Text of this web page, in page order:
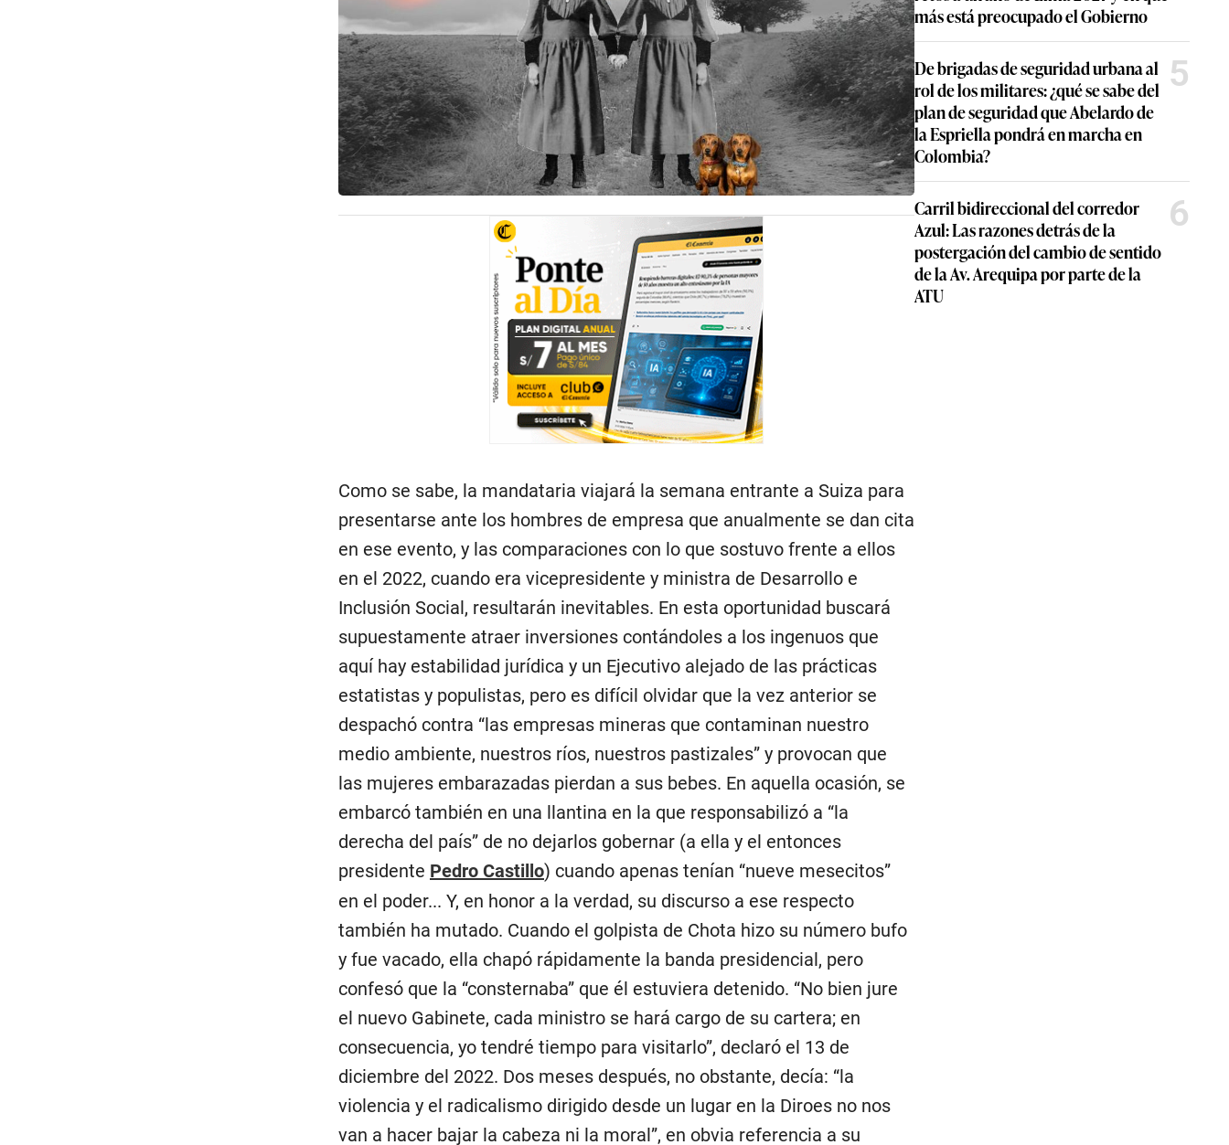
Como se sabe, la mandataria viajará la semana entrante a Suiza para
presentarse ante los hombres de empresa que anualmente se dan cita
en ese evento, y las comparaciones con lo que sostuvo frente a ellos
en el 2022, cuando era vicepresidente y ministra de Desarrollo e
Inclusión Social, resultarán inevitables. En esta oportunidad buscará
supuestamente atraer inversiones contándoles a los ingenuos que
aquí hay estabilidad jurídica y un Ejecutivo alejado de las prácticas
estatistas y populistas, pero es difícil olvidar que la vez anterior se
despachó contra “las empresas mineras que contaminan nuestro
medio ambiente, nuestros ríos, nuestros pastizales” y provocan que
las mujeres embarazadas pierdan a sus bebes. En aquella ocasión, se
embarcó también en una llantina en la que responsabilizó a “la
derecha del país” de no dejarlos gobernar (a ella y el entonces
presidente Pedro Castillo) cuando apenas tenían “nueve mesecitos”
en el poder... Y, en honor a la verdad, su discurso a ese respecto
también ha mutado. Cuando el golpista de Chota hizo su número bufo
y fue vacado, ella chapó rápidamente la banda presidencial, pero
confesó que la “consternaba” que él estuviera detenido. “No bien jure
el nuevo Gabinete, cada ministro se hará cargo de su cartera; en
consecuencia, yo tendré tiempo para visitarlo”, declaró el 13 de
diciembre del 2022. Dos meses después, no obstante, decía: “la
violencia y el radicalismo dirigido desde un lugar en la Diroes no nos
van a hacer bajar la cabeza ni la moral”, en obvia referencia a su
más está preocupado el Gobierno
De brigadas de seguridad urbana al
rol de los militares: ¿qué se sabe del
plan de seguridad que Abelardo de
la Espriella pondrá en marcha en
Colombia?
5
Carril bidireccional del corredor
Azul: Las razones detrás de la
postergación del cambio de sentido
de la Av. Arequipa por parte de la
ATU
6